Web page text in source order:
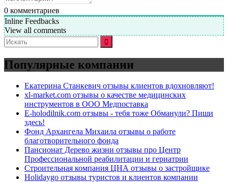
0 комментариев
Inline Feedbacks
View all comments
Искать:
Популярные компании
Екатерина Станкевич отзывы клиентов вдохновляют!
xl-market.com отзывы о качестве медицинских
инструментов в ООО Медпоставка
E-holodilnik.com отзывы - тебя тоже Обманули? Пиши
здесь!
Фонд Архангела Михаила отзывы о работе
благотворительного фонда
Пансионат Дерево жизни отзывы про Центр
Профессиональной реабилитации и гериатрии
Строительная компания ЦНА отзывы о застройщике
Holidaygo отзывы туристов и клиентов компании